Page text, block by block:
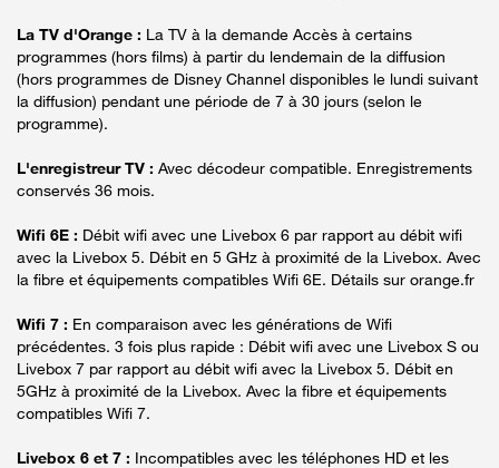
La TV d'Orange : La TV à la demande Accès à certains
programmes (hors films) à partir du lendemain de la diffusion
(hors programmes de Disney Channel disponibles le lundi suivant
la diffusion) pendant une période de 7 à 30 jours (selon le
programme).
L'enregistreur TV : Avec décodeur compatible. Enregistrements
conservés 36 mois.
Wifi 6E : Débit wifi avec une Livebox 6 par rapport au débit wifi
avec la Livebox 5. Débit en 5 GHz à proximité de la Livebox. Avec
la fibre et équipements compatibles Wifi 6E. Détails sur orange.fr
Wifi 7 : En comparaison avec les générations de Wifi
précédentes. 3 fois plus rapide : Débit wifi avec une Livebox S ou
Livebox 7 par rapport au débit wifi avec la Livebox 5. Débit en
5GHz à proximité de la Livebox. Avec la fibre et équipements
compatibles Wifi 7.
Livebox 6 et 7 : Incompatibles avec les téléphones HD et les